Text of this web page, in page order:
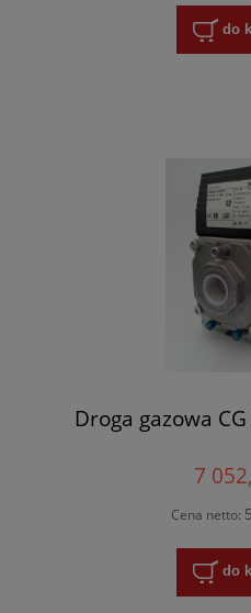
do
Droga gazowa
7
Cena netto:
do